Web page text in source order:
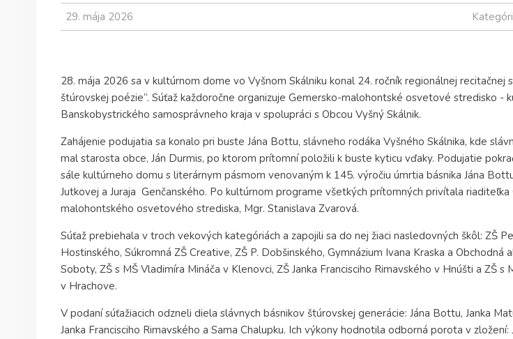
29. mája 2026
28. mája 2026 sa v kultúrnom dome vo Vyšnom Skálniku konal 24. ročník regionálnej recitačnej
štúrovskej poézie“. Súťaž každoročne organizuje Gemersko-malohontské osvetové stredisko -
Banskobystrického samosprávneho kraja v spolupráci s Obcou Vyšný Skálnik.
Zahájenie podujatia sa konalo pri buste Jána Bottu, slávneho rodáka Vyšného Skálnika, kde
mal starosta obce, Ján Durmis, po ktorom prítomní položili k buste kyticu vďaky. Podujatie
sále kultúrneho domu s literárnym pásmom venovaným k 145. výročiu úmrtia básnika Jána
Jutkovej a Juraja Genčanského. Po kultúrnom programe všetkých prítomných privítala
malohontského osvetového strediska, Mgr. Stanislava Zvarová.
Súťaž prebiehala v troch vekových kategóriách a zapojili sa do nej žiaci nasledovných škôl: ZŠ
Hostinského, Súkromná ZŠ Creative, ZŠ P. Dobšinského, Gymnázium Ivana Kraska a Obchodná
Soboty, ZŠ s MŠ Vladimíra Mináča v Klenovci, ZŠ Janka Francisciho Rimavského v Hnúšti a ZŠ s
v Hrachove.
V podaní súťažiacich odzneli diela slávnych básnikov štúrovskej generácie: Jána Bottu, Janka
Janka Francisciho Rimavského a Sama Chalupku. Ich výkony hodnotila odborná porota v zložení: